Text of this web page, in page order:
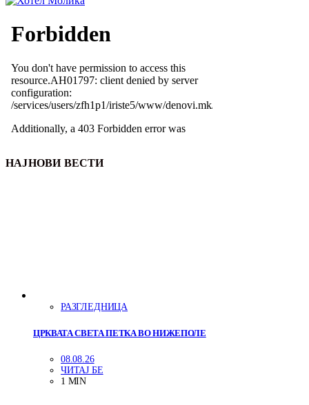
НАЈНОВИ ВЕСТИ
РАЗГЛЕДНИЦА
ЦРКВАТА СВЕТА ПЕТКА ВО НИЖЕПОЛЕ
08.08.26
ЧИТАЈ БЕ
1 MIN